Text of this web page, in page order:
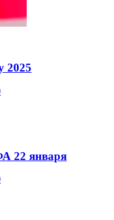
2025
22 января